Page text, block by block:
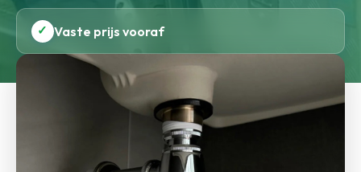
✓ Vaste prijs vooraf